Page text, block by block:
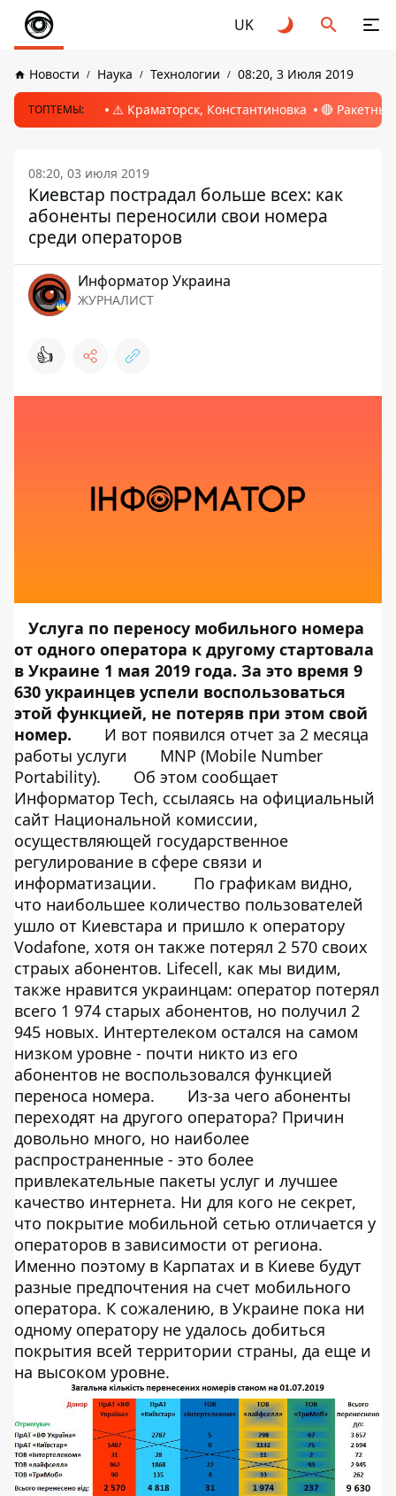
UK
Новости Наука Технологии 08:20, 3 Июля 2019
ТОПТЕМЫ: ⚠️ Краматорск, Константиновка 🔴
08:20, 03 июля 2019
Киевстар пострадал больше всех: как
абоненты переносили свои номера
среди операторов
Информатор Украина
ЖУРНАЛИСТ
👍
Услуга по переносу мобильного номера
от одного оператора к другому стартовала
в Украине 1 мая 2019 года. За это время 9
630 украинцев успели воспользоваться
этой функцией, не потеряв при этом свой
номер.
И вот появился отчет за 2 месяца
работы услуги
MNP (Mobile Number
Portability).
Об этом сообщает
Информатор Tech, ссылаясь на официальный
сайт Национальной комиссии,
осуществляющей государственное
регулирование в сфере связи и
информатизации.
По графикам видно,
что наибольшее количество пользователей
ушло от Киевстара и пришло к оператору
Vodafone, хотя он также потерял 2 570 своих
страых абонентов. Lifecell, как мы видим,
также нравится украинцам: оператор потерял
всего 1 974 старых абонентов, но получил 2
945 новых. Интертелеком остался на самом
низком уровне - почти никто из его
абонентов не воспользовался функцией
переноса номера.
Из-за чего абоненты
переходят на другого оператора? Причин
довольно много, но наиболее
распространенные - это более
привлекательные пакеты услуг и лучшее
качество интернета. Ни для кого не секрет,
что покрытие мобильной сетью отличается у
операторов в зависимости от региона.
Именно поэтому в Карпатах и в Киеве будут
разные предпочтения на счет мобильного
оператора. К сожалению, в Украине пока ни
одному оператору не удалось добиться
покрытия всей территории страны, да еще и
на высоком уровне.